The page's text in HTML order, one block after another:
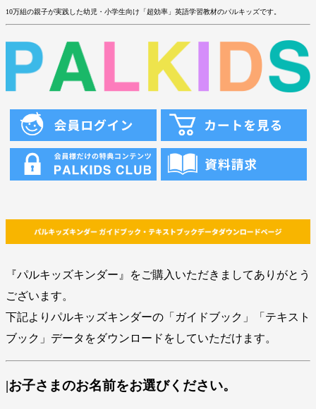
10万組の親子が実践した幼児・小学生向け「超効率」英語学習教材のパルキッズです。
『パルキッズキンダー』をご購入いただきましてありがとう
ございます。
下記よりパルキッズキンダーの「ガイドブック」「テキスト
ブック」データをダウンロードをしていただけます。
|お子さまのお名前をお選びください。